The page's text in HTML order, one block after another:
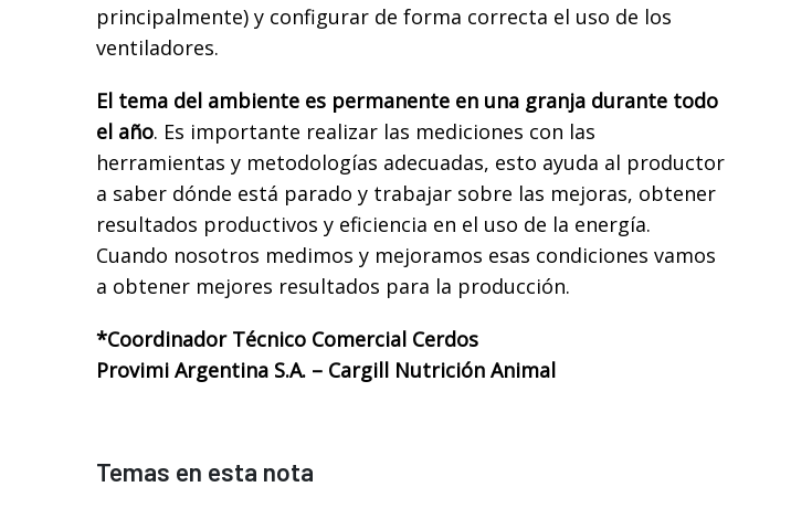
principalmente) y configurar de forma correcta el uso de los
ventiladores.
El tema del ambiente es permanente en una granja durante todo
el año. Es importante realizar las mediciones con las
herramientas y metodologías adecuadas, esto ayuda al productor
a saber dónde está parado y trabajar sobre las mejoras, obtener
resultados productivos y eficiencia en el uso de la energía.
Cuando nosotros medimos y mejoramos esas condiciones vamos
a obtener mejores resultados para la producción.
*Coordinador Técnico Comercial Cerdos
Provimi Argentina S.A. – Cargill Nutrición Animal
Temas en esta nota